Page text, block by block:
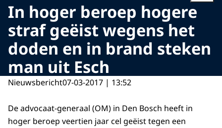
In hoger beroep hogere
straf geëist wegens het
doden en in brand steken
man uit Esch
Nieuwsbericht07-03-2017 | 13:52
De advocaat-generaal (OM) in Den Bosch heeft in
hoger beroep veertien jaar cel geëist tegen een